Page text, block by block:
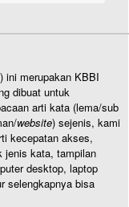
ini merupakan KBBI
dibuat untuk
arti kata (lema/sub
website) sejenis, kami
kecepatan akses,
jenis kata, tampilan
desktop, laptop
selengkapnya bisa